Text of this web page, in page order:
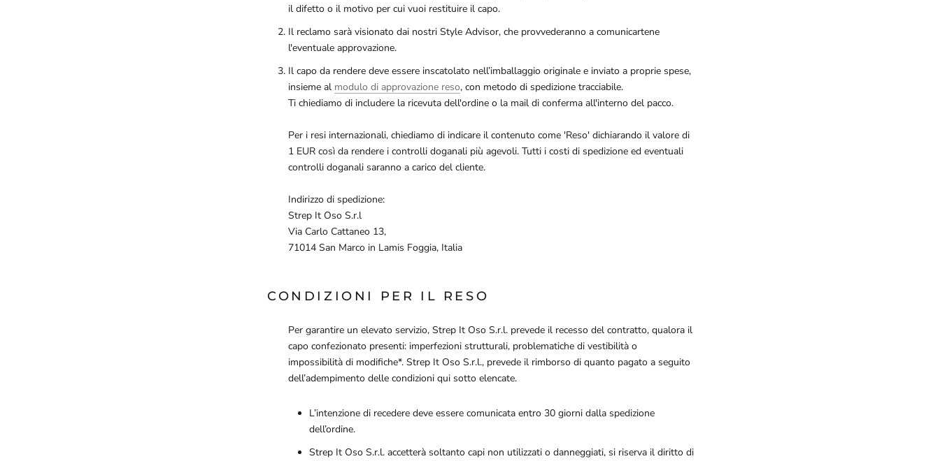
il difetto o il motivo per cui vuoi restituire il capo.
Il reclamo sarà visionato dai nostri Style Advisor, che provvederanno a comunicartene
l'eventuale approvazione.
Il capo da rendere deve essere inscatolato nell’imballaggio originale e inviato a proprie spese,
insieme al modulo di approvazione reso, con metodo di spedizione tracciabile.
Ti chiediamo di includere la ricevuta dell'ordine o la mail di conferma all'interno del pacco.
Per i resi internazionali, chiediamo di indicare il contenuto come 'Reso' dichiarando il valore di
1 EUR così da rendere i controlli doganali più agevoli. Tutti i costi di spedizione ed eventuali
controlli doganali saranno a carico del cliente.
Indirizzo di spedizione:
Strep It Oso S.r.l
Via Carlo Cattaneo 13,
71014 San Marco in Lamis Foggia, Italia
CONDIZIONI PER IL RESO
Per garantire un elevato servizio, Strep It Oso S.r.l. prevede il recesso del contratto, qualora il
capo confezionato presenti: imperfezioni strutturali, problematiche di vestibilità o
impossibilità di modifiche*. Strep It Oso S.r.l., prevede il rimborso di quanto pagato a seguito
dell’adempimento delle condizioni qui sotto elencate.
L’intenzione di recedere deve essere comunicata entro 30 giorni dalla spedizione
dell’ordine.
Strep It Oso S.r.l. accetterà soltanto capi non utilizzati o danneggiati, si riserva il diritto di